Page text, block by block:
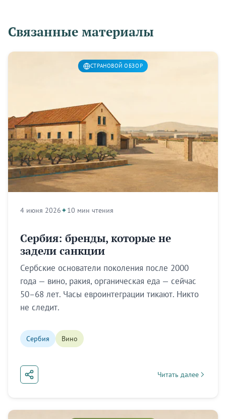
Связанные материалы
СТРАНОВОЙ ОБЗОР
4 июня 2026 10 мин чтения
Сербия: бренды, которые не
задели санкции
Сербские основатели поколения после 2000
года — вино, ракия, органическая еда — сейчас
50–68 лет. Часы евроинтеграции тикают. Никто
не следит.
Сербия Вино
Читать далее
about Сербия: